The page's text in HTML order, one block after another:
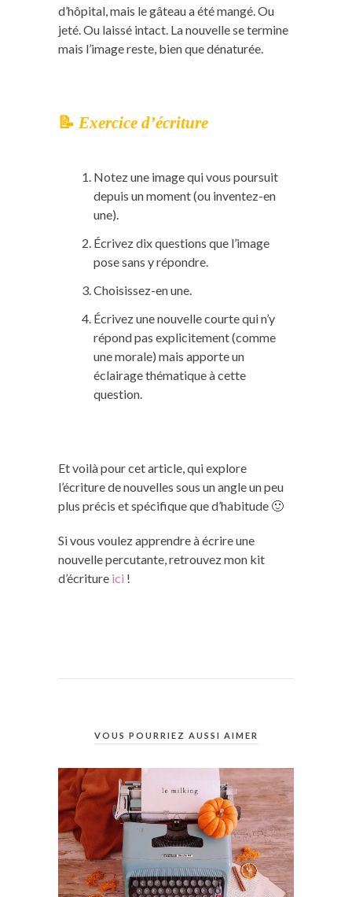
d’hôpital, mais le gâteau a été mangé. Ou
jeté. Ou laissé intact. La nouvelle se termine
mais l’image reste, bien que dénaturée.
📝 Exercice d’écriture
Notez une image qui vous poursuit
depuis un moment (ou inventez-en
une).
Écrivez dix questions que l’image
pose sans y répondre.
Choisissez-en une.
Écrivez une nouvelle courte qui n’y
répond pas explicitement (comme
une morale) mais apporte un
éclairage thématique à cette
question.
Et voilà pour cet article, qui explore
l’écriture de nouvelles sous un angle un peu
plus précis et spécifique que d’habitude 🙂
Si vous voulez apprendre à écrire une
nouvelle percutante, retrouvez mon kit
d’écriture ici !
VOUS POURRIEZ AUSSI AIMER